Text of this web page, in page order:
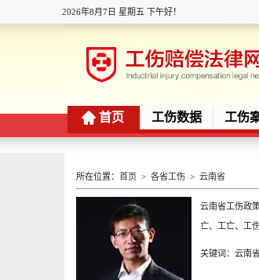
2026年8月7日 星期五 下午好！
首页 工伤数据 工伤
所在位置： 首页> 各省工伤> 云南省
云南省工伤政
亡、工亡、工
关键词：云南